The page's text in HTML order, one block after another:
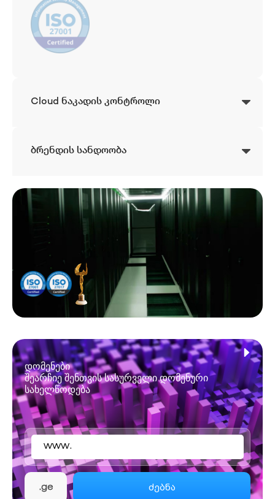
Cloud ნაკადის კონტროლი
ბრენდის სანდოობა
დომენები
შეარჩიე შენთვის სასურველი დომენური
სახელწოდება
www.
.ge ძებნა